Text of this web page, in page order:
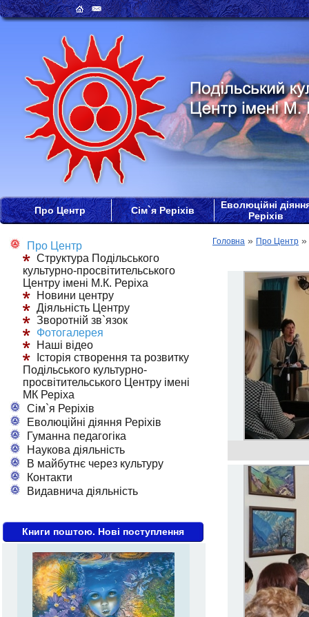
Про Центр Сім`я Реріхів
Еволюційні
Реріхів
Про Центр
Структура Подільського
культурно-просвітительського
Центру імені М.К. Реріха
Новини центру
Діяльність Центру
Зворотній зв`язок
Фотогалерея
Наші відео
Історія створення та розвитку
Подільського культурно-
просвітительського Центру імені
МК Реріха
Сім`я Реріхів
Еволюційні діяння Реріхів
Гуманна педагогіка
Наукова діяльність
В майбутнє через культуру
Контакти
Видавнича діяльність
Книги поштою. Нові поступлення
Головна » Про Центр »